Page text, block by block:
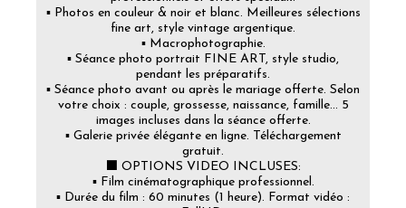
▪️ Photos en couleur & noir et blanc. Meilleures sélections
fine art, style vintage argentique.
▪️ Macrophotographie.
▪️ Séance photo portrait FINE ART, style studio,
pendant les préparatifs.
▪️ Séance photo avant ou après le mariage offerte. Selon
votre choix : couple, grossesse, naissance, famille... 5
images incluses dans la séance offerte.
▪️ Galerie privée élégante en ligne. Téléchargement
gratuit.
⬛ OPTIONS VIDEO INCLUSES:
▪️ Film cinématographique professionnel.
▪️ Durée du film : 60 minutes (1 heure). Format vidéo :